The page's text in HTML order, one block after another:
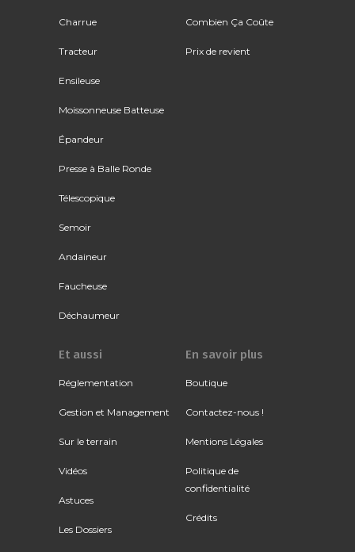
Charrue
Tracteur
Ensileuse
Moissonneuse Batteuse
Épandeur
Presse à Balle Ronde
Télescopique
Semoir
Andaineur
Faucheuse
Déchaumeur
Combien Ça Coûte
Prix de revient
Et aussi
Réglementation
Gestion et Management
Sur le terrain
Vidéos
Astuces
Les Dossiers
En savoir plus
Boutique
Contactez-nous !
Mentions Légales
Politique de
confidentialité
Crédits